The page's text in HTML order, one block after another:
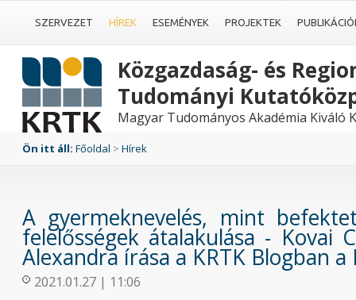
SZERVEZET HÍREK ESEMÉNYEK PROJEKTEK
Közgazdaság- és
Tudományi
Magyar Tudományos Akadémia Kiváló
Ön itt áll: Főoldal > Hírek
A gyermeknevelés, mint
felelősségek átalakulása - Kovai
Alexandra írása a KRTK Blogban
2021.01.27 | 11:06